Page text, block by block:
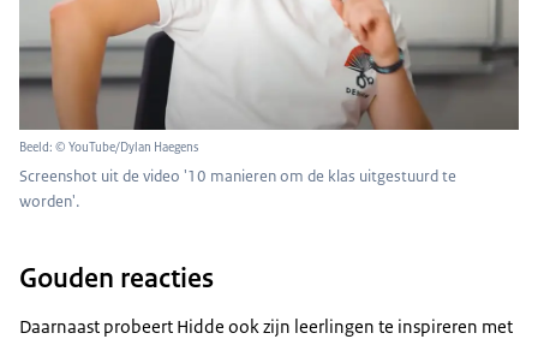
Beeld: © YouTube/Dylan Haegens
Screenshot uit de video '10 manieren om de klas uitgestuurd te
worden'.
Gouden reacties
Daarnaast probeert Hidde ook zijn leerlingen te inspireren met